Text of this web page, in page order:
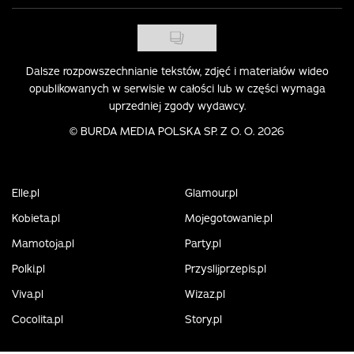
Dalsze rozpowszechnianie tekstów, zdjęć i materiałów wideo
opublikowanych w serwisie w całości lub w części wymaga
uprzedniej zgody wydawcy.
© BURDA MEDIA POLSKA SP. Z O. O. 2026
Elle.pl
Glamour.pl
Kobieta.pl
Mojegotowanie.pl
Mamotoja.pl
Party.pl
Polki.pl
Przyslijprzepis.pl
Viva.pl
Wizaz.pl
Cocolita.pl
Story.pl